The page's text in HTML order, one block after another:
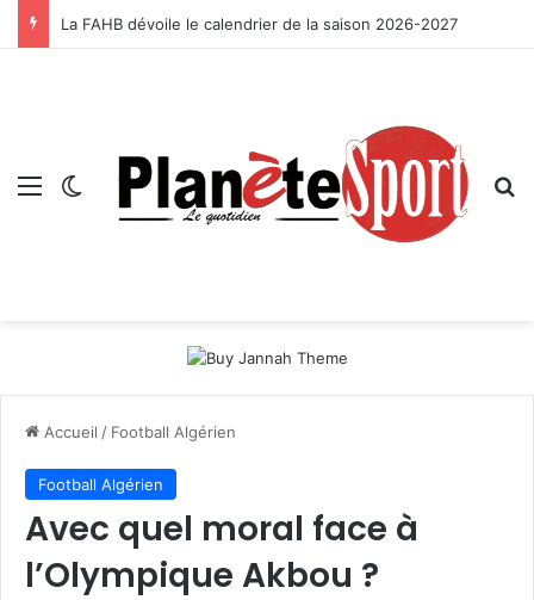
La FAHB dévoile le calendrier de la saison 2026-2027
Menu Switch skin
Accueil / Football Algérien
Football Algérien
Avec quel moral face à
l’Olympique Akbou ?